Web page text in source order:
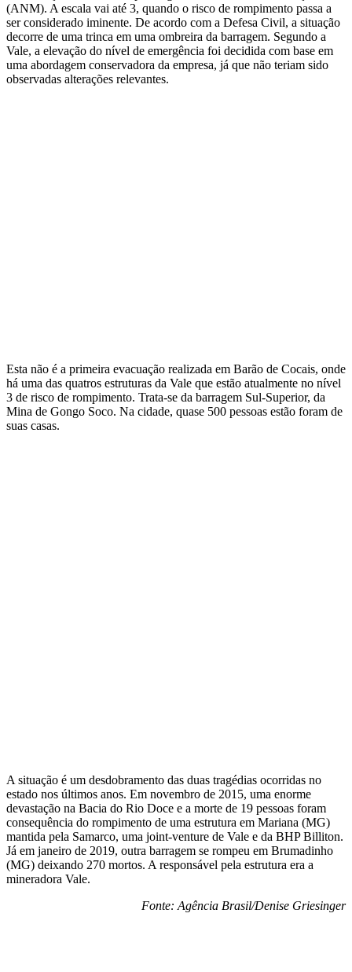
(ANM). A escala vai até 3, quando o risco de rompimento passa a
ser considerado iminente. De acordo com a Defesa Civil, a situação
decorre de uma trinca em uma ombreira da barragem. Segundo a
Vale, a elevação do nível de emergência foi decidida com base em
uma abordagem conservadora da empresa, já que não teriam sido
observadas alterações relevantes.
Esta não é a primeira evacuação realizada em Barão de Cocais, onde
há uma das quatros estruturas da Vale que estão atualmente no nível
3 de risco de rompimento. Trata-se da barragem Sul-Superior, da
Mina de Gongo Soco. Na cidade, quase 500 pessoas estão foram de
suas casas.
A situação é um desdobramento das duas tragédias ocorridas no
estado nos últimos anos. Em novembro de 2015, uma enorme
devastação na Bacia do Rio Doce e a morte de 19 pessoas foram
consequência do rompimento de uma estrutura em Mariana (MG)
mantida pela Samarco, uma joint-venture de Vale e da BHP Billiton.
Já em janeiro de 2019, outra barragem se rompeu em Brumadinho
(MG) deixando 270 mortos. A responsável pela estrutura era a
mineradora Vale.
Fonte: Agência Brasil/Denise Griesinger